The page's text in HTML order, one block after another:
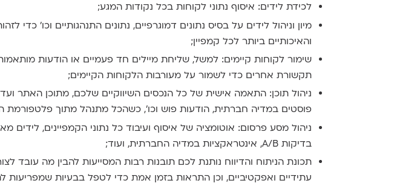
לכידת לידים: איסוף נתוני לקוחות בכל נקודות המגע;
מיון וניהול לידים על בסיס נתונים דמוגרפיים, נתונים התנהגותיים וכו' כדי
והאיכותיים ביותר לכל קמפיין;
שימור לקוחות קיימים: למשל, שליחת מיילים חד פעמיים או הודעות
תקשורת אחרים כדי לשמור על מעורבות הלקוחות הקיימים;
ניהול תוכן: התאמה אישית של כל הנכסים השיווקיים שלכם, מתוכן האתר ועד
פוסטים במדיה חברתית, הודעות פוש וכו', כשהכל מתנהל מתוך פלטפורמת
ניהול מסע פרסום: אוטומציה של איסוף ועיבוד כל נתוני הקמפיינים, לידים
בדיקות A/B, אינטראקציות במדיה החברתית, ועוד;
תכונת הניתוח והדיווח נותנת לכם תובנות רבות המסייעות להבין מה עובד
עתידיים ואפקטיביים, וכן התראות בזמן אמת כדי לטפל בבעיות